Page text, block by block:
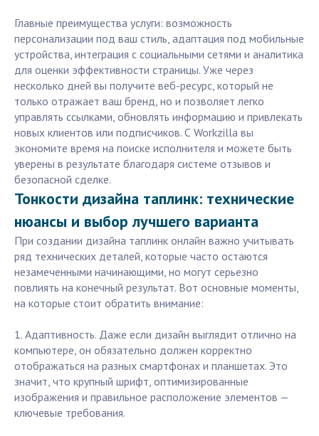
Главные преимущества услуги: возможность
персонализации под ваш стиль, адаптация под мобильные
устройства, интеграция с социальными сетями и аналитика
для оценки эффективности страницы. Уже через
несколько дней вы получите веб-ресурс, который не
только отражает ваш бренд, но и позволяет легко
управлять ссылками, обновлять информацию и привлекать
новых клиентов или подписчиков. С Workzilla вы
экономите время на поиске исполнителя и можете быть
уверены в результате благодаря системе отзывов и
безопасной сделке.
Тонкости дизайна таплинк: технические
нюансы и выбор лучшего варианта
При создании дизайна таплинк онлайн важно учитывать
ряд технических деталей, которые часто остаются
незамеченными начинающими, но могут серьезно
повлиять на конечный результат. Вот основные моменты,
на которые стоит обратить внимание:
1. Адаптивность. Даже если дизайн выглядит отлично на
компьютере, он обязательно должен корректно
отображаться на разных смартфонах и планшетах. Это
значит, что крупный шрифт, оптимизированные
изображения и правильное расположение элементов —
ключевые требования.